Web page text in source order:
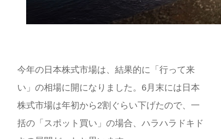
今年の日本株式市場は、結果的に「行って来
い」の相場に開になりました。6月末には日本
株式市場は年初から2割ぐらい下げたので、一
括の「スポット買い」の場合、ハラハラドキド